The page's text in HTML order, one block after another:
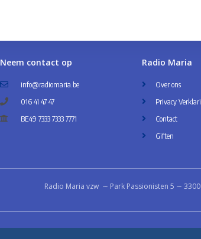
Neem contact op
info@radiomaria.be
016 41 47 47
BE49 7333 7333 7771
Radio Maria
Over ons
Privacy
Contact
Giften
Radio Maria vzw ∼ Park Passionisten 5 ∼